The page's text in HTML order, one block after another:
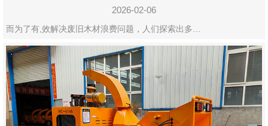
化
2026-02-06
而为了有,效解决废旧木材浪费问题，人们探索出多…